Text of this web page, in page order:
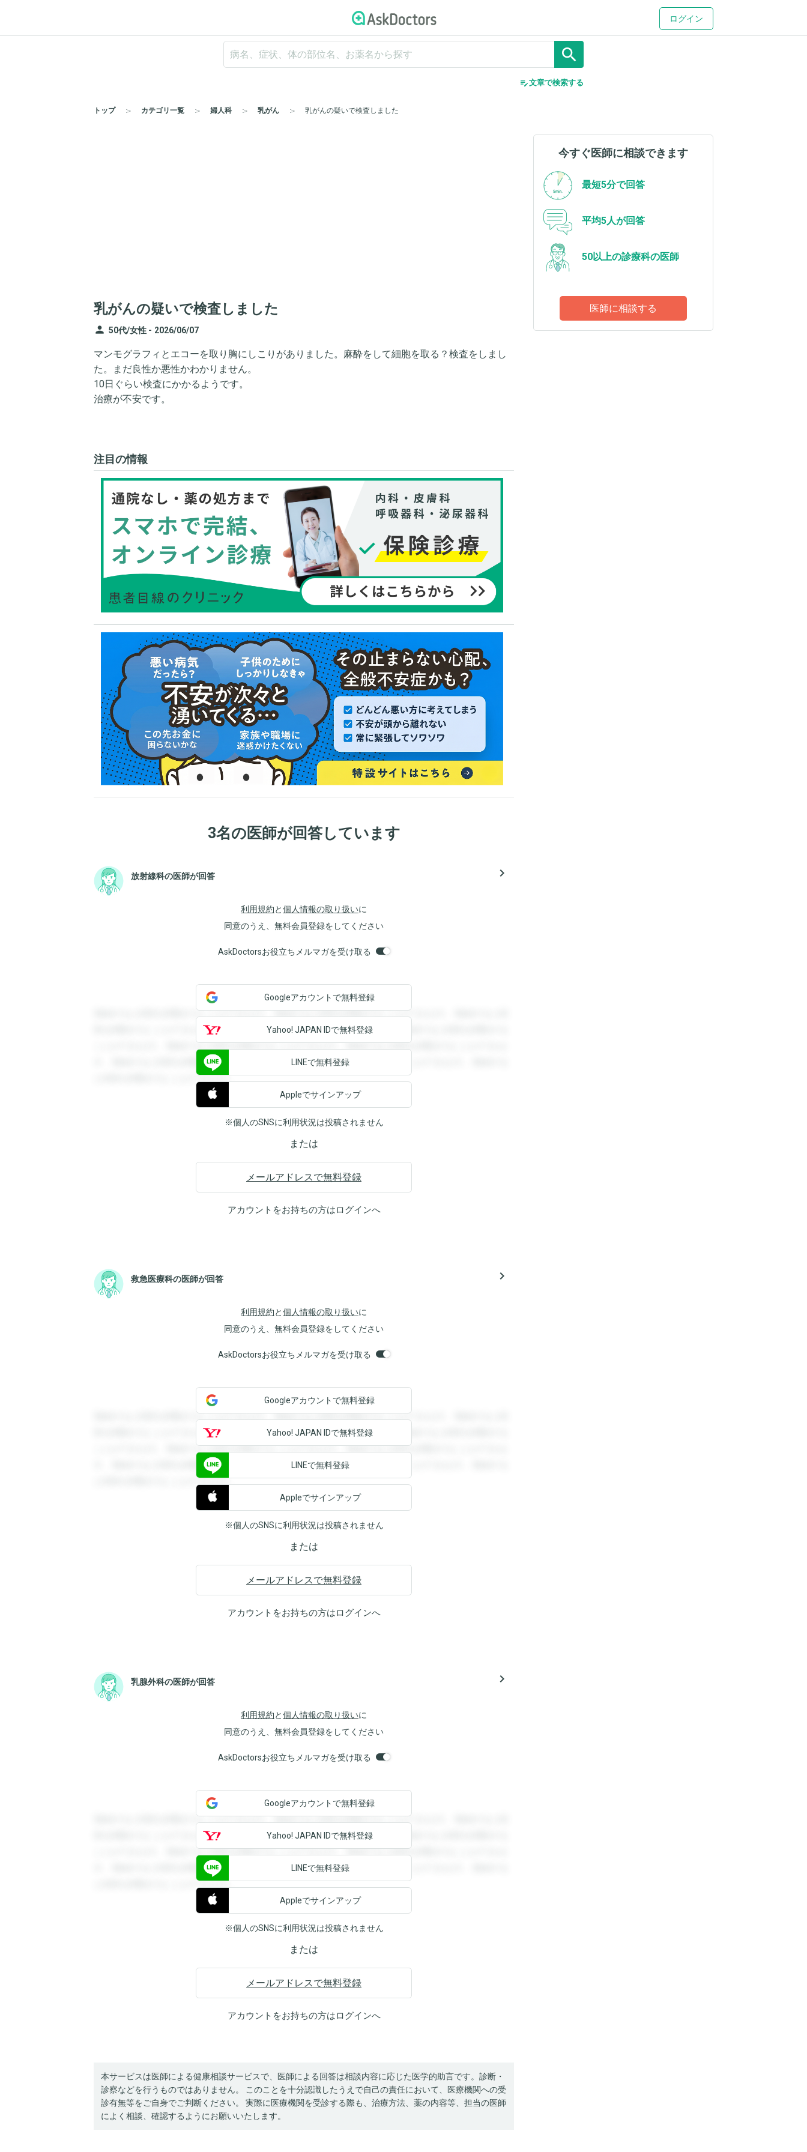
ログイン
search
edit_note文章で検索する
トップ カテゴリ一覧 婦人科 乳がん 乳がんの疑いで検査しました
乳がんの疑いで検査しました
person 50代/女性 - 2026/06/07
マンモグラフィとエコーを取り胸にしこりがありました。麻酔をして細胞を取る？検査をしまし
た。まだ良性か悪性かわかりません。
10日ぐらい検査にかかるようです。
治療が不安です。
注目の情報
3名の医師が回答しています
放射線科の医師が回答 navigate_next
利用規約と個人情報の取り扱いに
同意のうえ、無料会員登録をしてください
AskDoctorsお役立ちメルマガを受け取る
登録すると回答を閲覧することができます。登録すると回答を閲覧することができます。登録すると回
答を閲覧することができます。登録すると回答を閲覧することができます。登録すると回答を閲覧する
ことができます。登録すると回答を閲覧することができます。登録すると回答を閲覧することができま
す。登録すると回答を閲覧することができます。登録すると回答を閲覧することができます。登録する
と回答を閲覧することができます。
Googleアカウントで無料登録
Yahoo! JAPAN IDで無料登録
LINEで無料登録
Appleでサインアップ
※個人のSNSに利用状況は投稿されません
または
メールアドレスで無料登録
アカウントをお持ちの方はログインへ
救急医療科の医師が回答 navigate_next
利用規約と個人情報の取り扱いに
同意のうえ、無料会員登録をしてください
AskDoctorsお役立ちメルマガを受け取る
登録すると回答を閲覧することができます。登録すると回答を閲覧することができます。登録すると回
答を閲覧することができます。登録すると回答を閲覧することができます。登録すると回答を閲覧する
ことができます。登録すると回答を閲覧することができます。登録すると回答を閲覧することができま
す。登録すると回答を閲覧することができます。登録すると回答を閲覧することができます。登録する
と回答を閲覧することができます。
Googleアカウントで無料登録
Yahoo! JAPAN IDで無料登録
LINEで無料登録
Appleでサインアップ
※個人のSNSに利用状況は投稿されません
または
メールアドレスで無料登録
アカウントをお持ちの方はログインへ
乳腺外科の医師が回答 navigate_next
利用規約と個人情報の取り扱いに
同意のうえ、無料会員登録をしてください
AskDoctorsお役立ちメルマガを受け取る
登録すると回答を閲覧することができます。登録すると回答を閲覧することができます。登録すると回
答を閲覧することができます。登録すると回答を閲覧することができます。登録すると回答を閲覧する
ことができます。登録すると回答を閲覧することができます。登録すると回答を閲覧することができま
す。登録すると回答を閲覧することができます。登録すると回答を閲覧することができます。登録する
と回答を閲覧することができます。
Googleアカウントで無料登録
Yahoo! JAPAN IDで無料登録
LINEで無料登録
Appleでサインアップ
※個人のSNSに利用状況は投稿されません
または
メールアドレスで無料登録
アカウントをお持ちの方はログインへ
本サービスは医師による健康相談サービスで、医師による回答は相談内容に応じた医学的助言です。診断・
診察などを行うものではありません。 このことを十分認識したうえで自己の責任において、医療機関への受
診有無等をご自身でご判断ください。 実際に医療機関を受診する際も、治療方法、薬の内容等、担当の医師
によく相談、確認するようにお願いいたします。
今すぐ医師に相談できます
最短5分で回答
平均5人が回答
50以上の診療科の医師
医師に相談する